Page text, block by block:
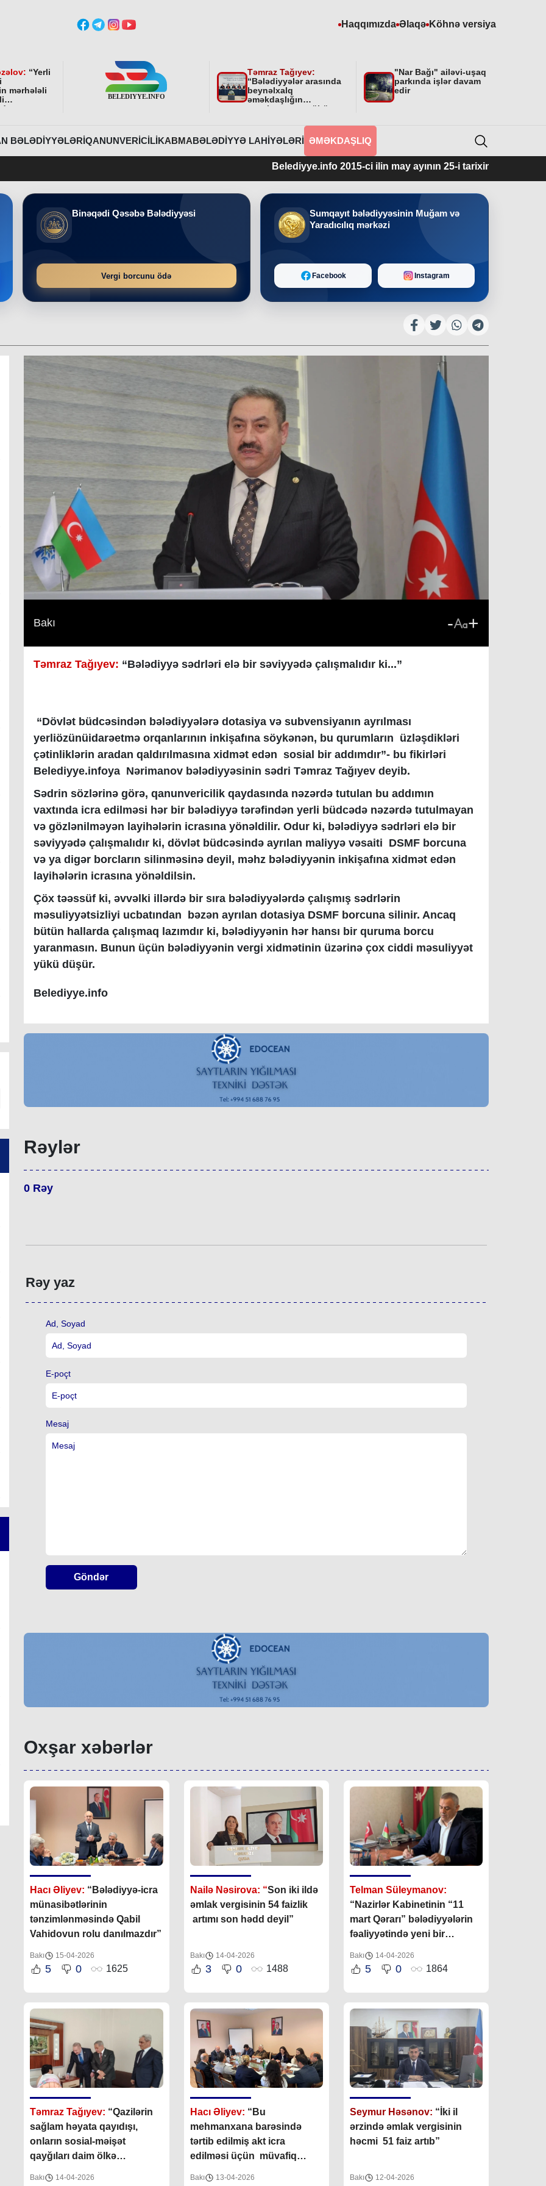
Haqqımızda Əlaqə Köhnə versiya
“Yerli
mərhələli
”
Təmraz Tağıyev:
“Bələdiyyələr arasında
beynəlxalq
əməkdaşlığın
qurulmasının mühüm
"Nar Bağı" ailəvi-uşaq
parkında işlər davam
edir
BƏLƏDIYYƏLƏRIQANUNVERICILIKABMABƏLƏDIYYƏ LAHIYƏLƏRI ƏMƏKDAŞLIQ
Belediyye.info 2015-ci ilin may ayının 25-i tarixindən fəaliyyətdədir.
Binəqədi Qəsəbə Bələdiyyəsi
Vergi borcunu ödə
Sumqayıt bələdiyyəsinin Muğam və
Yaradıcılıq mərkəzi
Facebook Instagram
Bakı - +
Təmraz Tağıyev: “Bələdiyyə sədrləri elə bir səviyyədə çalışmalıdır ki...”
“Dövlət büdcəsindən bələdiyyələrə dotasiya və subvensiyanın ayrılması
yerliözünüidarəetmə orqanlarının inkişafına söykənən, bu qurumların üzləşdikləri
çətinliklərin aradan qaldırılmasına xidmət edən sosial bir addımdır”- bu fikirləri
Belediyye.infoya Nərimanov bələdiyyəsinin sədri Təmraz Tağıyev deyib.
Sədrin sözlərinə görə, qanunvericilik qaydasında nəzərdə tutulan bu addımın
vaxtında icra edilməsi hər bir bələdiyyə tərəfindən yerli büdcədə nəzərdə tutulmayan
və gözlənilməyən layihələrin icrasına yönəldilir. Odur ki, bələdiyyə sədrləri elə bir
səviyyədə çalışmalıdır ki, dövlət büdcəsində ayrılan maliyyə vəsaiti DSMF borcuna
və ya digər borcların silinməsinə deyil, məhz bələdiyyənin inkişafına xidmət edən
layihələrin icrasına yönəldilsin.
Çöx təəssüf ki, əvvəlki illərdə bir sıra bələdiyyələrdə çalışmış sədrlərin
məsuliyyətsizliyi ucbatından bəzən ayrılan dotasiya DSMF borcuna silinir. Ancaq
bütün hallarda çalışmaq lazımdır ki, bələdiyyənin hər hansı bir quruma borcu
yaranmasın. Bunun üçün bələdiyyənin vergi xidmətinin üzərinə çox ciddi məsuliyyət
yükü düşür.
Belediyye.info
Rəylər
0 Rəy
Rəy yaz
Ad, Soyad
E-poçt
Mesaj
Göndər
Oxşar xəbərlər
Hacı Əliyev: “Bələdiyyə-icra
münasibətlərinin
tənzimlənməsində Qabil
Vahidovun rolu danılmazdır”
Bakı 15-04-2026
5 0 1625
Nailə Nəsirova: “Son iki ildə
əmlak vergisinin 54 faizlik
artımı son hədd deyil”
Bakı 14-04-2026
3 0 1488
Telman Süleymanov:
“Nazirlər Kabinetinin “11
mart Qərarı” bələdiyyələrin
fəaliyyətində yeni bir
Bakı 14-04-2026
5 0 1864
Təmraz Tağıyev: “Qazilərin
sağlam həyata qayıdışı,
onların sosial-məişət
qayğıları daim ölkə
Bakı 14-04-2026
Hacı Əliyev: “Bu
mehmanxana barəsində
tərtib edilmiş akt icra
edilməsi üçün müvafiq
Bakı 13-04-2026
Seymur Həsənov: “İki il
ərzində əmlak vergisinin
həcmi 51 faiz artıb”
Bakı 12-04-2026